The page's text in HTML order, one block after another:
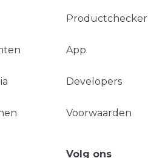
Productchecker
App
Developers
Voorwaarden
Volg ons